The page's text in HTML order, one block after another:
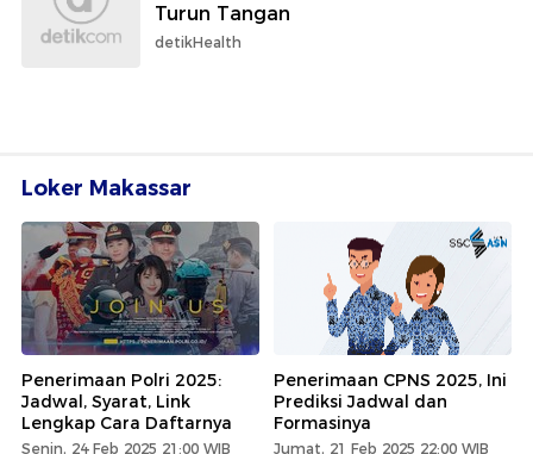
Turun Tangan
detikHealth
Loker Makassar
Penerimaan Polri 2025:
Jadwal, Syarat, Link
Lengkap Cara Daftarnya
Senin, 24 Feb 2025 21:00 WIB
Penerimaan CPNS 2025, Ini
Prediksi Jadwal dan
Formasinya
Jumat, 21 Feb 2025 22:00 WIB